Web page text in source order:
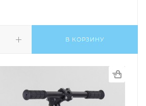
В КОРЗИНУ